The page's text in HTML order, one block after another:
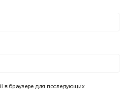
в браузере для последующих